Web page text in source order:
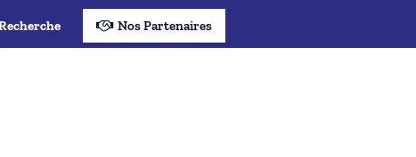
Nos Partenaires